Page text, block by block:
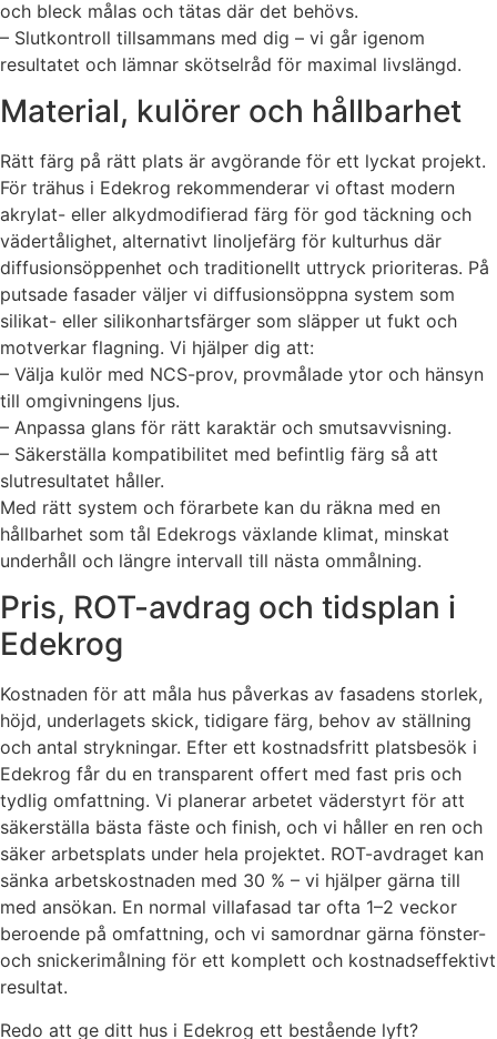
och bleck målas och tätas där det behövs.
– Slutkontroll tillsammans med dig – vi går igenom
resultatet och lämnar skötselråd för maximal livslängd.
Material, kulörer och hållbarhet
Rätt färg på rätt plats är avgörande för ett lyckat projekt.
För trähus i Edekrog rekommenderar vi oftast modern
akrylat- eller alkydmodifierad färg för god täckning och
vädertålighet, alternativt linoljefärg för kulturhus där
diffusionsöppenhet och traditionellt uttryck prioriteras. På
putsade fasader väljer vi diffusionsöppna system som
silikat- eller silikonhartsfärger som släpper ut fukt och
motverkar flagning. Vi hjälper dig att:
– Välja kulör med NCS-prov, provmålade ytor och hänsyn
till omgivningens ljus.
– Anpassa glans för rätt karaktär och smutsavvisning.
– Säkerställa kompatibilitet med befintlig färg så att
slutresultatet håller.
Med rätt system och förarbete kan du räkna med en
hållbarhet som tål Edekrogs växlande klimat, minskat
underhåll och längre intervall till nästa ommålning.
Pris, ROT-avdrag och tidsplan i
Edekrog
Kostnaden för att måla hus påverkas av fasadens storlek,
höjd, underlagets skick, tidigare färg, behov av ställning
och antal strykningar. Efter ett kostnadsfritt platsbesök i
Edekrog får du en transparent offert med fast pris och
tydlig omfattning. Vi planerar arbetet väderstyrt för att
säkerställa bästa fäste och finish, och vi håller en ren och
säker arbetsplats under hela projektet. ROT-avdraget kan
sänka arbetskostnaden med 30 % – vi hjälper gärna till
med ansökan. En normal villafasad tar ofta 1–2 veckor
beroende på omfattning, och vi samordnar gärna fönster-
och snickerimålning för ett komplett och kostnadseffektivt
resultat.
Redo att ge ditt hus i Edekrog ett bestående lyft?